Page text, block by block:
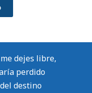
dejes libre,
perdido
destino